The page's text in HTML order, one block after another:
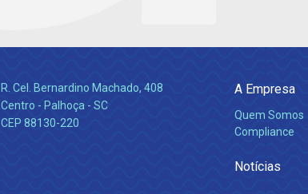
R. Cel. Bernardino Machado, 408
Centro - Palhoça - SC
CEP 88130-220
A Empresa
Quem Somos
Compliance
Notícias